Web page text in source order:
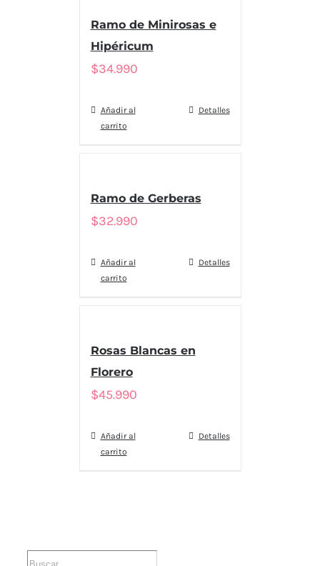
Ramo de Minirosas e
Hipéricum
$34.990
Añadir al
carrito
Detalles
Ramo de Gerberas
$32.990
Añadir al
carrito
Detalles
Rosas Blancas en
Florero
$45.990
Añadir al
carrito
Detalles